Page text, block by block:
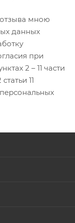
отзыва мною
данных
при
2 – 11 части
11